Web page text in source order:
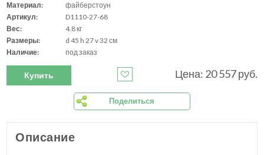
Материал:
файберстоун
Артикул:
D1110-27-68
Вес:
4.8 кг
Размеры:
d 45 h 27 v 32 см
Наличие:
под заказ
Купить Цена: 20 557 руб.
Поделиться
Описание